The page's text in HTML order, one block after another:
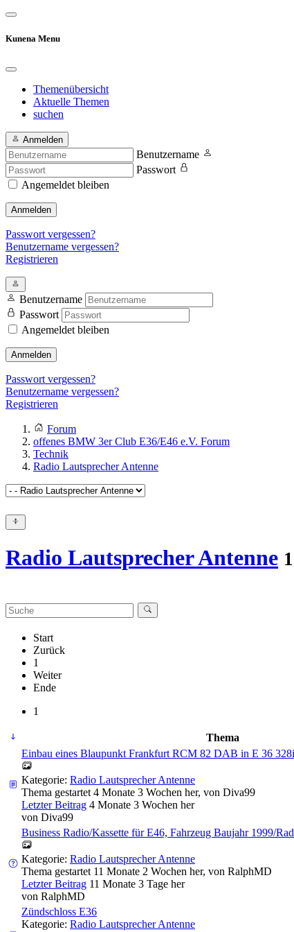
Kunena Menu
Themenübersicht
Aktuelle Themen
suchen
Anmelden
Benutzername
Passwort
Angemeldet bleiben
Anmelden
Passwort vergessen?
Benutzername vergessen?
Registrieren
Benutzername
Passwort
Angemeldet bleiben
Anmelden
Passwort vergessen?
Benutzername vergessen?
Registrieren
Forum
offenes BMW 3er Club E36/E46 e.V. Forum
Technik
Radio Lautsprecher Antenne
Radio Lautsprecher Antenne
Start
Zurück
1
Weiter
Ende
1
Thema
Einbau eines Blaupunkt Frankfurt RCM 82 DAB in E 36
Kategorie: Radio Lautsprecher Antenne
Thema gestartet 4 Monate 3 Wochen her, von Diva99
Letzter Beitrag 4 Monate 3 Wochen her
von Diva99
Business Radio/Kassette für E46, Fahrzeug Baujahr 1999/
Kategorie: Radio Lautsprecher Antenne
Thema gestartet 11 Monate 2 Wochen her, von RalphMD
Letzter Beitrag 11 Monate 3 Tage her
von RalphMD
Zündschloss E36
Kategorie: Radio Lautsprecher Antenne